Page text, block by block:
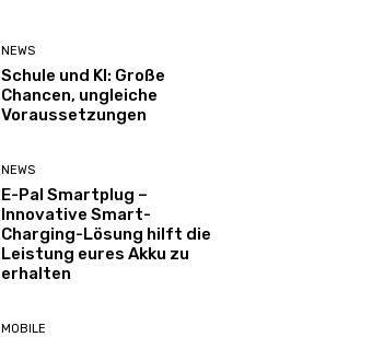
NEWS
Schule und KI: Große
Chancen, ungleiche
Voraussetzungen
NEWS
E-Pal Smartplug –
Innovative Smart-
Charging-Lösung hilft die
Leistung eures Akku zu
erhalten
MOBILE